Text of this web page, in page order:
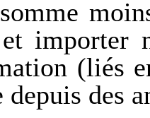
importer
(liés
depuis des